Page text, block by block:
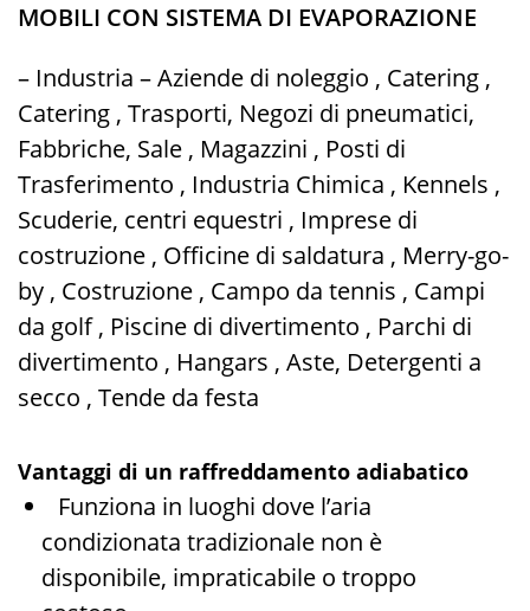
MOBILI CON SISTEMA DI EVAPORAZIONE
– Industria – Aziende di noleggio , Catering ,
Catering , Trasporti, Negozi di pneumatici,
Fabbriche, Sale , Magazzini , Posti di
Trasferimento , Industria Chimica , Kennels ,
Scuderie, centri equestri , Imprese di
costruzione , Officine di saldatura , Merry-go-
by , Costruzione , Campo da tennis , Campi
da golf , Piscine di divertimento , Parchi di
divertimento , Hangars , Aste, Detergenti a
secco , Tende da festa
Vantaggi di un raffreddamento adiabatico
Funziona in luoghi dove l’aria
condizionata tradizionale non è
disponibile, impraticabile o troppo